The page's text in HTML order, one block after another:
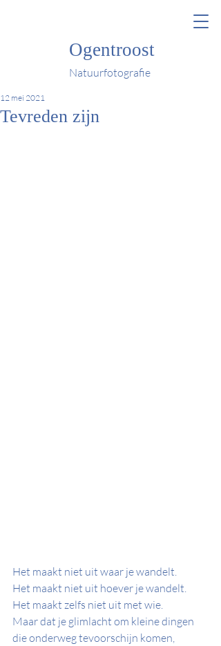
Ogentroost
Natuurfotografie
Tevreden zijn
12 mei 2021
Het maakt niet uit waar je wandelt.
Het maakt niet uit hoever je wandelt.
Het maakt zelfs niet uit met wie.
Maar dat je glimlacht om kleine dingen
die onderweg tevoorschijn komen,